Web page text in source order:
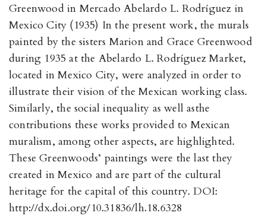
Greenwood in Mercado Abelardo L. Rodríguez in
Mexico City (1935) In the present work, the murals
painted by the sisters Marion and Grace Greenwood
during 1935 at the Abelardo L. Rodríguez Market,
located in Mexico City, were analyzed in order to
illustrate their vision of the Mexican working class.
Similarly, the social inequality as well asthe
contributions these works provided to Mexican
muralism, among other aspects, are highlighted.
These Greenwoods’ paintings were the last they
created in Mexico and are part of the cultural
heritage for the capital of this country. DOI:
http://dx.doi.org/10.31836/lh.18.6328